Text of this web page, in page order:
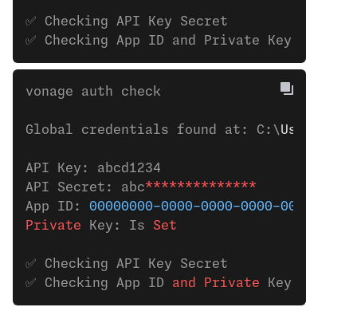
✅ Checking API Key Secret
✅ Checking App ID and Private Key
vonage auth check
Global credentials found at: C:\Users
API Key: abcd1234
API Secret: abc**************
App ID: 00000000-0000-0000-0000-
Private Key: Is Set
✅ Checking API Key Secret
✅ Checking App ID and Private Key